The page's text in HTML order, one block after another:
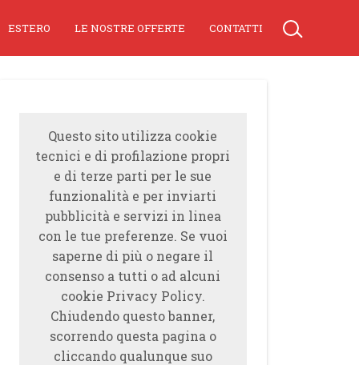
ESTERO LE NOSTRE OFFERTE CONTATTI
Questo sito utilizza cookie
tecnici e di profilazione propri
e di terze parti per le sue
funzionalità e per inviarti
pubblicità e servizi in linea
con le tue preferenze. Se vuoi
saperne di più o negare il
consenso a tutti o ad alcuni
cookie Privacy Policy.
Chiudendo questo banner,
scorrendo questa pagina o
cliccando qualunque suo